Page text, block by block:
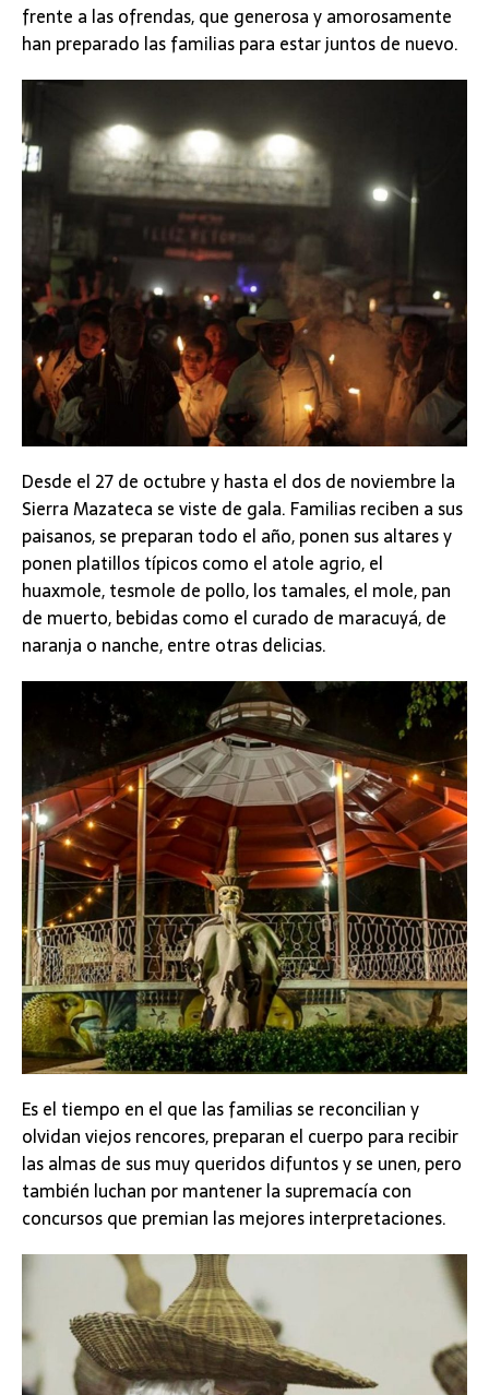
frente a las ofrendas, que generosa y amorosamente
han preparado las familias para estar juntos de nuevo.
Desde el 27 de octubre y hasta el dos de noviembre la
Sierra Mazateca se viste de gala. Familias reciben a sus
paisanos, se preparan todo el año, ponen sus altares y
ponen platillos típicos como el atole agrio, el
huaxmole, tesmole de pollo, los tamales, el mole, pan
de muerto, bebidas como el curado de maracuyá, de
naranja o nanche, entre otras delicias.
Es el tiempo en el que las familias se reconcilian y
olvidan viejos rencores, preparan el cuerpo para recibir
las almas de sus muy queridos difuntos y se unen, pero
también luchan por mantener la supremacía con
concursos que premian las mejores interpretaciones.